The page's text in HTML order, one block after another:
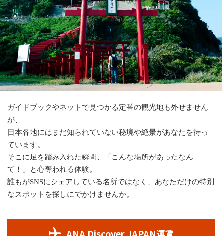
ANA サービス
閉じる
ガイドブックやネットで見つかる定番の観光地も外せません
が、
日本各地にはまだ知られていない秘境や絶景があなたを待っ
ています。
そこに足を踏み入れた瞬間、「こんな場所があったなん
て！」と心奪われる体験。
誰もがSNSにシェアしている名所ではなく、あなただけの特別
なスポットを探しにでかけませんか。
ANA Discover JAPAN運賃